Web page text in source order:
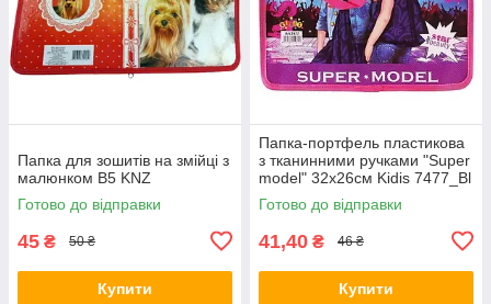
Папка для зошитів на змійці з
малюнком B5 KNZ
Готово до відправки
45 ₴ 50 ₴
Купити
Папка-портфель пластикова
з тканинними ручками "Super
model" 32x26см Kidis 7477_Bl
сумка KNZ
Готово до відправки
41,40 ₴ 46 ₴
Купити